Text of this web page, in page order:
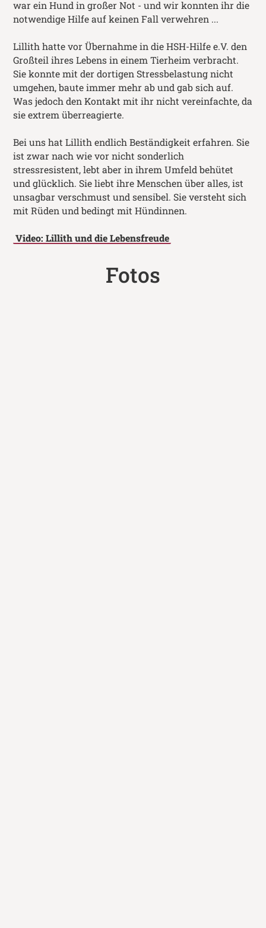
war ein Hund in großer Not - und wir konnten ihr die
notwendige Hilfe auf keinen Fall verwehren ...
Lillith hatte vor Übernahme in die HSH-Hilfe e.V. den
Großteil ihres Lebens in einem Tierheim verbracht.
Sie konnte mit der dortigen Stressbelastung nicht
umgehen, baute immer mehr ab und gab sich auf.
Was jedoch den Kontakt mit ihr nicht vereinfachte, da
sie extrem überreagierte.
Bei uns hat Lillith endlich Beständigkeit erfahren. Sie
ist zwar nach wie vor nicht sonderlich
stressresistent, lebt aber in ihrem Umfeld behütet
und glücklich. Sie liebt ihre Menschen über alles, ist
unsagbar verschmust und sensibel. Sie versteht sich
mit Rüden und bedingt mit Hündinnen.
Video: Lillith und die Lebensfreude
Fotos